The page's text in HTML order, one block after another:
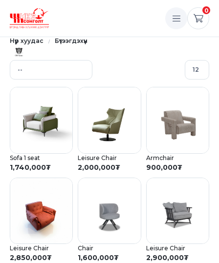
0
Нүүр хуудас Бүтээгдэхүүн
Sofa 1 seat
1,740,000₮
Leisure Chair
2,000,000₮
Armchair
900,000₮
Leisure Chair
2,850,000₮
Chair
1,600,000₮
Leisure Chair
2,900,000₮